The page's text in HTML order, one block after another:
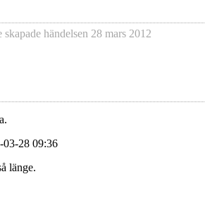
skapade händelsen 28 mars 2012
03-28 09:36
länge.